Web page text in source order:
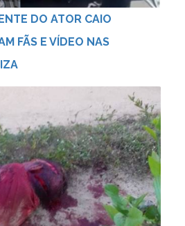
DO ATOR CAIO
FÃS E VÍDEO NAS